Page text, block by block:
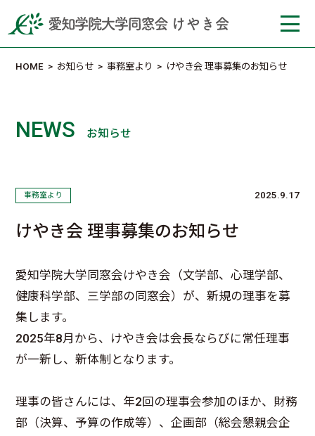
HOME > お知らせ >事務室より > けやき会 理事募集のお知らせ
NEWS お知らせ
事務室より 2025.9.17
けやき会 理事募集のお知らせ
愛知学院大学同窓会けやき会（文学部、心理学部、
健康科学部、三学部の同窓会）が、新規の理事を募
集します。
2025年8月から、けやき会は会長ならびに常任理事
が一新し、新体制となります。
理事の皆さんには、年2回の理事会参加のほか、財務
部（決算、予算の作成等）、企画部（総会懇親会企